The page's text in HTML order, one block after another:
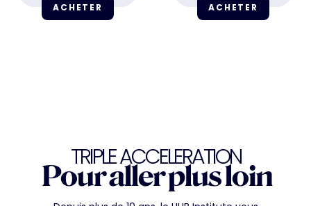
ACHETER ACHETER
TRIPLE ACCELERATION
Pour aller plus loin